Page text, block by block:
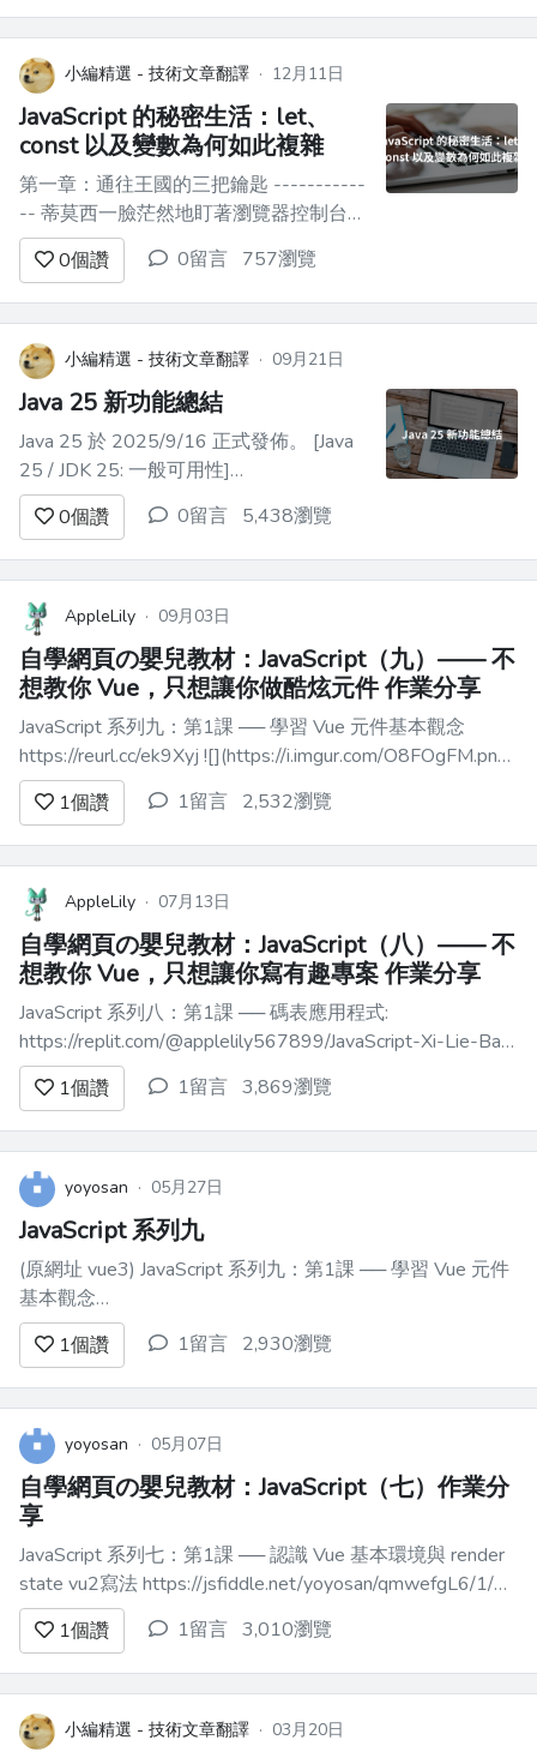
我們來介紹2025年已經完成的提案。 “已
完成”的定義是指，現在至少有Chrome、
Firefox和Safa...
小編精選 - 技術文章翻譯 · 12月11日
JavaScript 的秘密生活：let、
const 以及變數為何如此複雜
第一章：通往王國的三把鑰匙 -----------
-- 蒂莫西一臉茫然地盯著瀏覽器控制台。
他寫的明明是簡單的JavaScript程式碼，
但執行結果卻毫無道理。 ``` var x = 5; if
(true) { var x = 10; } console.log(x); // 10 ...
0個讚 0留言 757瀏覽
小編精選 - 技術文章翻譯 · 09月21日
Java 25 新功能總結
Java 25 於 2025/9/16 正式發佈。 [Java
25 / JDK 25: 一般可用性]
(https://mail.openjdk.org/pipermail/jdk-
dev/2025-September/010483.html)
[Oracle 發佈 Java 25](h...
0個讚 0留言 5,438瀏覽
AppleLily · 09月03日
自學網頁の嬰兒教材：JavaScript（九）—— 不
想教你 Vue，只想讓你做酷炫元件 作業分享
JavaScript 系列九：第1課 ── 學習 Vue 元件基本觀念
https://reurl.cc/ek9Xyj ![](https://i.imgur.com/O8FOgFM.png)
JavaScript 系列九：第2課 ── 學習 Vue 的 props 觀念
https:/...
1個讚 1留言 2,532瀏覽
AppleLily · 07月13日
自學網頁の嬰兒教材：JavaScript（八）—— 不
想教你 Vue，只想讓你寫有趣專案 作業分享
JavaScript 系列八：第1課 ── 碼表應用程式:
https://replit.com/@applelily567899/JavaScript-Xi-Lie-Ba-
Vue-Xiao-Xing-Ying-Yong-Cheng-
Shi#src/components/Stopwatch.vu...
1個讚 1留言 3,869瀏覽
yoyosan · 05月27日
JavaScript 系列九
(原網址 vue3) JavaScript 系列九：第1課 ── 學習 Vue 元件
基本觀念
https://play.vuejs.org/#eNqNU8tOwzAQ/
1個讚 1留言 2,930瀏覽
yoyosan · 05月07日
自學網頁の嬰兒教材：JavaScript（七）作業分
享
JavaScript 系列七：第1課 ── 認識 Vue 基本環境與 render
state vu2寫法 https://jsfiddle.net/yoyosan/qmwefgL6/1/
vue 3寫法 https://jsfiddle.net/yoyosan/yph...
1個讚 1留言 3,010瀏覽
小編精選 - 技術文章翻譯 · 03月20日